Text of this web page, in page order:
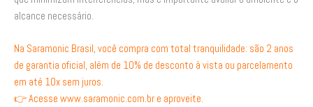
alcance necessário.
Na Saramonic Brasil, você compra com total tranquilidade: são 2 anos
de garantia oficial, além de 10% de desconto à vista ou parcelamento
em até 10x sem juros.
👉 Acesse www.saramonic.com.br e aproveite.